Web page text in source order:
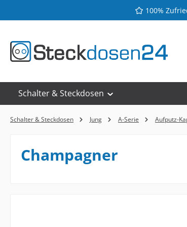
100%
Schalter & Steckdosen
Schalter & Steckdosen Jung A-Serie Aufputz-
Champagner